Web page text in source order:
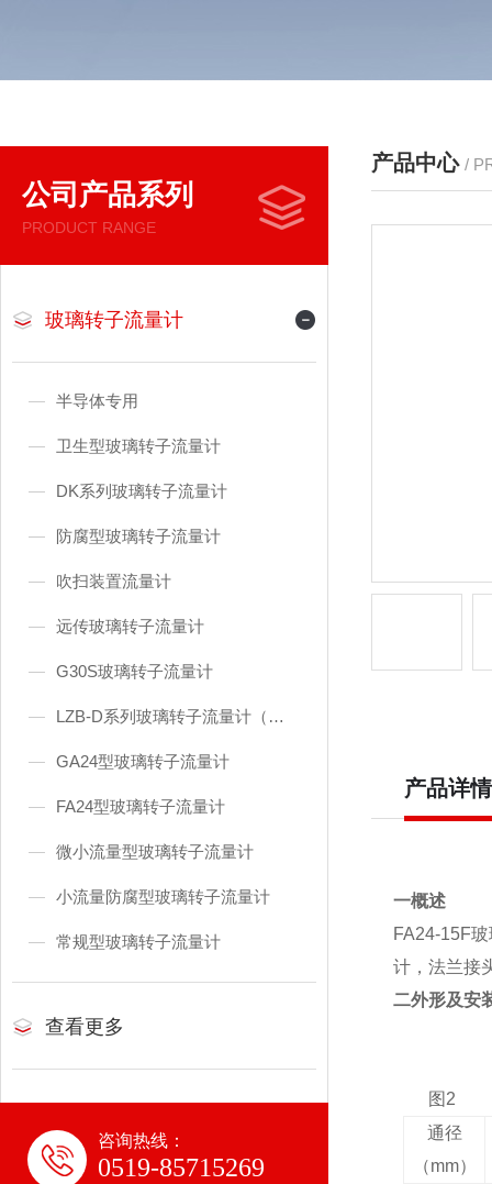
公司产品系列
PRODUCT RANGE
玻璃转子流量计
半导体专用
卫生型玻璃转子流量计
DK系列玻璃转子流量计
防腐型玻璃转子流量计
吹扫装置流量计
远传玻璃转子流量计
G30S玻璃转子流量计
LZB-D系列玻璃转子流量计（东京流量计）
GA24型玻璃转子流量计
FA24型玻璃转子流量计
微小流量型玻璃转子流量计
小流量防腐型玻璃转子流量计
常规型玻璃转子流量计
查看更多
咨询热线：
0519-85715269
产品中心 /
产品详情
一概述
FA24-15F
计，法兰接
二外形及安
图 2
通径
（mm）